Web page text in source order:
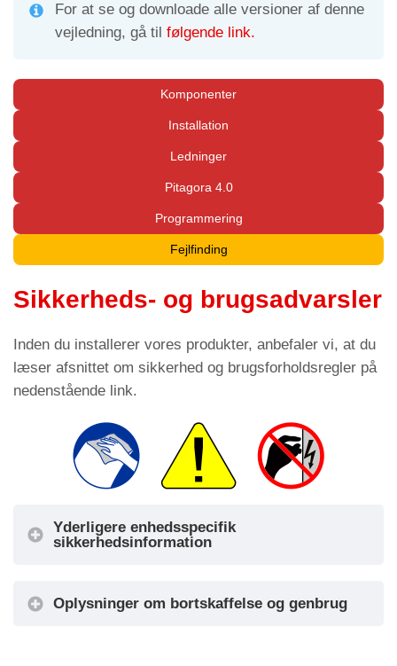
For at se og downloade alle versioner af denne
vejledning, gå til følgende link.
Komponenter
Installation
Ledninger
Pitagora 4.0
Programmering
Fejlfinding
Sikkerheds- og brugsadvarsler
Inden du installerer vores produkter, anbefaler vi, at du
læser afsnittet om sikkerhed og brugsforholdsregler på
nedenstående link.
Yderligere enhedsspecifik
sikkerhedsinformation
Oplysninger om bortskaffelse og genbrug